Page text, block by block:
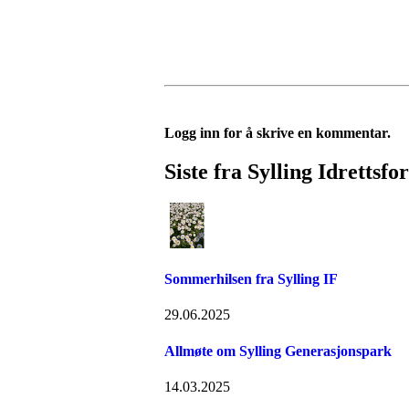
Logg inn for å skrive en kommentar.
Siste fra Sylling
Sommerhilsen fra Sylling IF
29.06.2025
Allmøte om Sylling Generasjonspark
14.03.2025